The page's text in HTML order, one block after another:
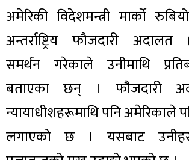
अमेरिकी विदेशमन्त्री मार्को
अन्तर्राष्ट्रिय फौजदारी
समर्थन गरेकाले उनीमाथि
बताएका छन् । फौजदारी
न्यायाधीशहरूमाथि पनि अमेरिकाले
लगाएको छ । यसबाट